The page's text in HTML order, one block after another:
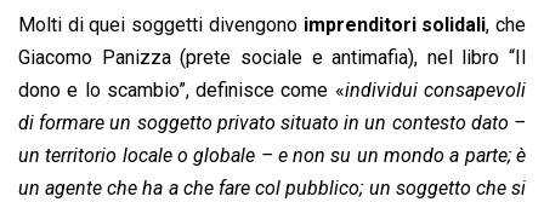
Molti di quei soggetti divengono imprenditori solidali, che
Giacomo Panizza (prete sociale e antimafia), nel libro “Il
dono e lo scambio”, definisce come «individui consapevoli
di formare un soggetto privato situato in un contesto dato –
un territorio locale o globale – e non su un mondo a parte; è
un agente che ha a che fare col pubblico; un soggetto che si